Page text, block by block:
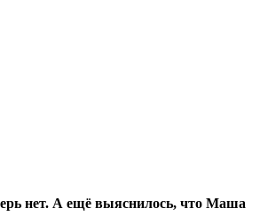
нет. А ещё выяснилось, что Маша